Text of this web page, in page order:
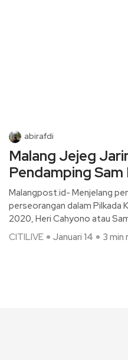
abirafdi
Malang Jejeg
Pendamping Sam
Malangpost.id- Menjelang
perseorangan dalam Pilkada
2020, Heri Cahyono atau
CITILIVE
Januari 14 3 min